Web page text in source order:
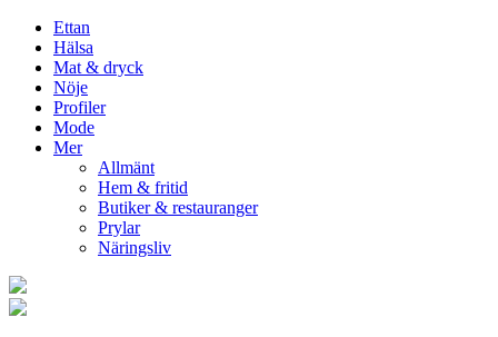
Ettan
Hälsa
Mat & dryck
Nöje
Profiler
Mode
Mer
Allmänt
Hem & fritid
Butiker & restauranger
Prylar
Näringsliv